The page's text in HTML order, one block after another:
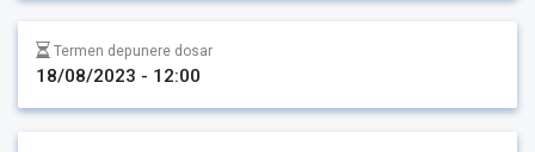
Termen depunere dosar
18/08/2023 - 12:00